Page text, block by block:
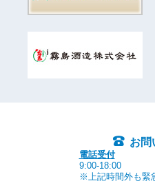
お問
電話受付
9:00-18:00
※上記時間外も緊